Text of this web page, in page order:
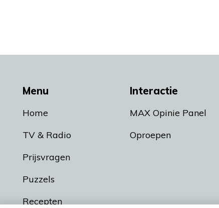
Menu
Home
TV & Radio
Prijsvragen
Puzzels
Recepten
Interactie
MAX Opinie Panel
Oproepen